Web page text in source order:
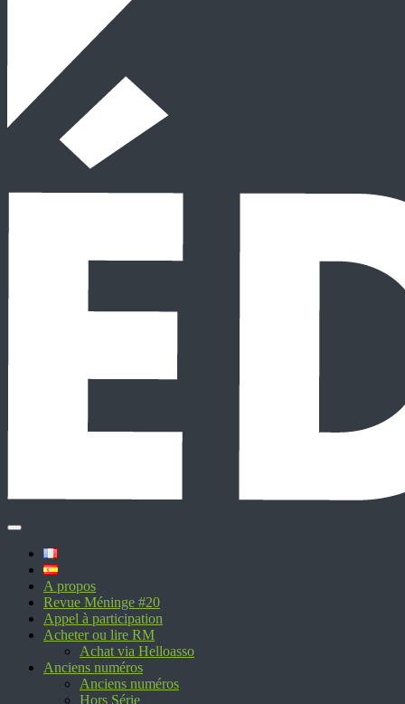
A propos
Revue Méninge #20
Appel à participation
Acheter ou lire RM
Achat via Helloasso
Anciens numéros
Anciens numéros
Hors Série